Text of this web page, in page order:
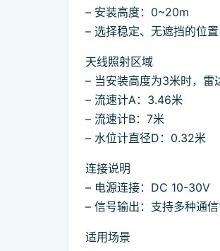
– 安装高度：0~20m
– 选择稳定、无遮挡的位
天线照射区域
– 当安装高度为3米时，雷
– 流速计A：3.46米
– 流速计B：7米
– 水位计直径D：0.32米
连接说明
– 电源连接：DC 10-30V
– 信号输出：支持多种通
适用场景